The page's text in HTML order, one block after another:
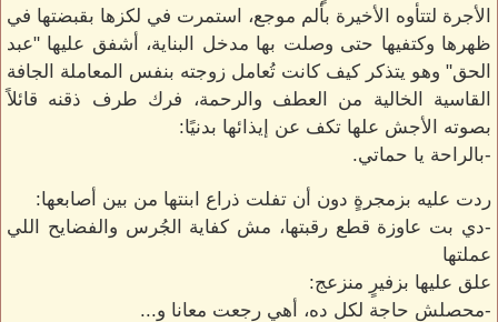
الأجرة لتتأوه الأخيرة بألم موجع، استمرت في لكزها بقبضتها في
ظهرها وكتفيها حتى وصلت بها مدخل البناية، أشفق عليها "عبد
الحق" وهو يتذكر كيف كانت تُعامل زوجته بنفس المعاملة الجافة
القاسية الخالية من العطف والرحمة، فرك طرف ذقنه قائلاً
بصوته الأجش علها تكف عن إيذائها بدنيًا:
-بالراحة يا حماتي.
ردت عليه بزمجرةٍ دون أن تفلت ذراع ابنتها من بين أصابعها:
-دي بت عاوزة قطع رقبتها، مش كفاية الجُرس والفضايح اللي
عملتها
علق عليها بزفيرٍ منزعج:
-محصلش حاجة لكل ده، أهي رجعت معانا و...